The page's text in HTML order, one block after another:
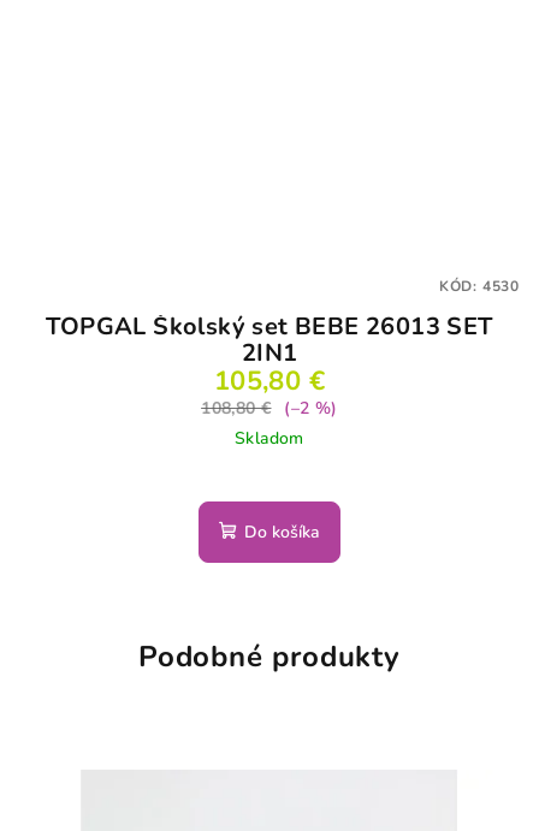
TOPGAL Školský set BEBE 26013 SET
2IN1
105,80 €
108,80 €
(–2 %)
Skladom
Do košíka
KÓD: 4530
Podobné produkty